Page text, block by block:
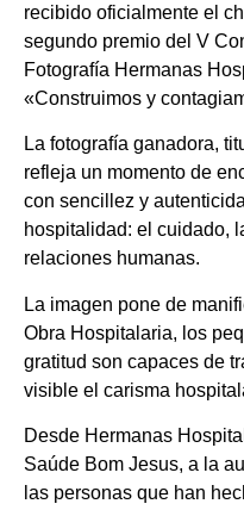
recibido oficialmente el
segundo premio del V
Fotografía Hermanas
«Construimos y
La fotografía ganadora,
refleja un momento de
con sencillez y
hospitalidad: el cuidado,
relaciones humanas.
La imagen pone de
Obra Hospitalaria, los
gratitud son capaces de
visible el carisma
Desde Hermanas
Saúde Bom Jesus, a la
las personas que han